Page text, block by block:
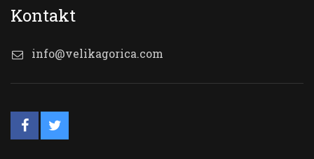
Kontakt
info@velikagorica.com